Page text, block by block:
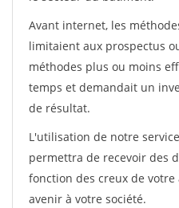
Avant internet, les
limitaient aux prospectus
méthodes plus ou moins
temps et demandait un
de résultat.
L'utilisation de notre
permettra de recevoir des
fonction des creux de
avenir à votre société.